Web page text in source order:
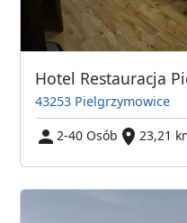
Hotel Restauracja
43253 Pielgrzymowice
2-40 Osób
23,21